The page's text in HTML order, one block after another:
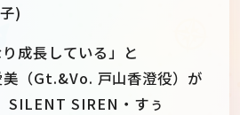
)
成長している」と
（Gt.&Vo. 戸山香澄役）が
SILENT SIREN・すぅ